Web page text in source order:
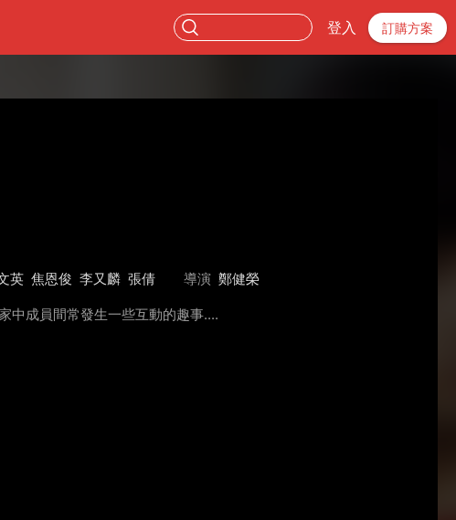
登入 訂購方案
英 焦恩俊 李又麟 張倩 導演 鄭健榮
中成員間常發生一些互動的趣事....